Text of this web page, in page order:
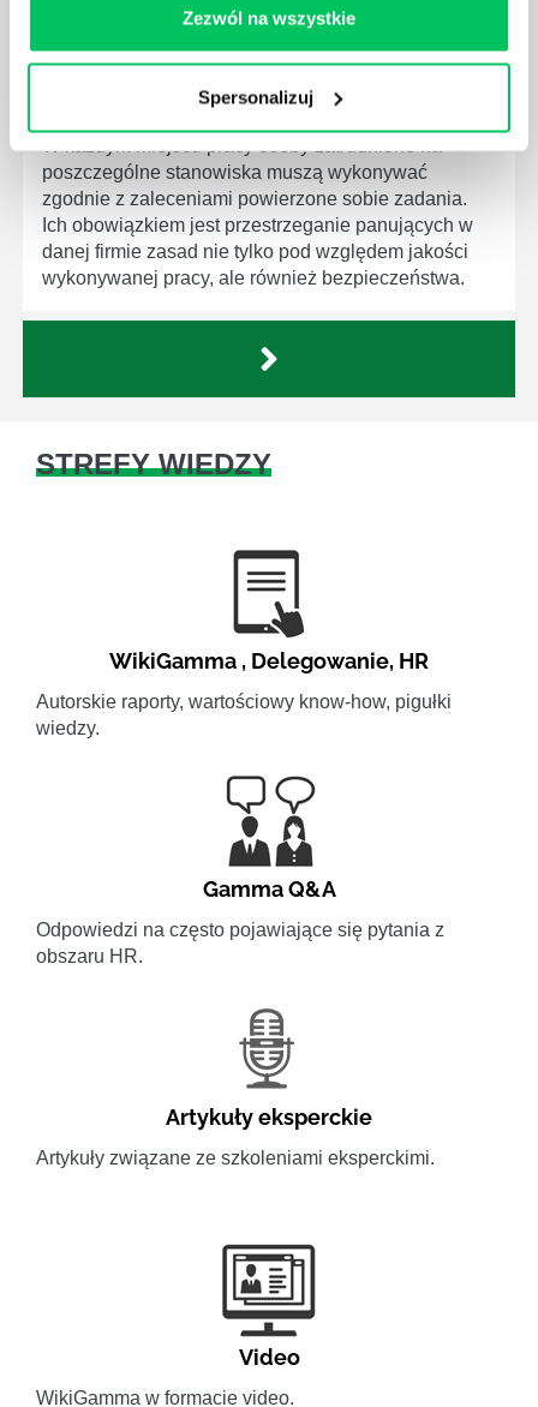
Zezwól na wszystkie
Spersonalizuj
LABORATORIUM?
poszczególne stanowiska muszą wykonywać
zgodnie z zaleceniami powierzone sobie zadania.
Ich obowiązkiem jest przestrzeganie panujących w
danej firmie zasad nie tylko pod względem jakości
wykonywanej pracy, ale również bezpieczeństwa.
STREFY WIEDZY
WikiGamma , Delegowanie, HR
Autorskie raporty, wartościowy know-how, pigułki
wiedzy.
Gamma Q&A
Odpowiedzi na często pojawiające się pytania z
obszaru HR.
Artykuły eksperckie
Artykuły związane ze szkoleniami eksperckimi.
Video
WikiGamma w formacie video.